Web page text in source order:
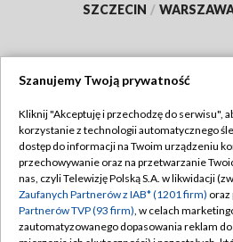
SZCZECIN /
TVP
Abonament TVP
Emisja w TVP
Centrum informacji TVP
Regulamin
Polityka
Moje
Szanujemy Twoją prywatność
Kliknij "Akceptuję i przechodzę do serwisu",
korzystanie z technologii automatycznego
dostęp do informacji na Twoim urządzeniu
przechowywanie oraz na przetwarzanie
nas, czyli Telewizję Polską S.A. w likwidacji
Zaufanych Partnerów z IAB* (1201 firm) oraz
Partnerów TVP (93 firm), w celach
zautomatyzowanego dopasowania reklam